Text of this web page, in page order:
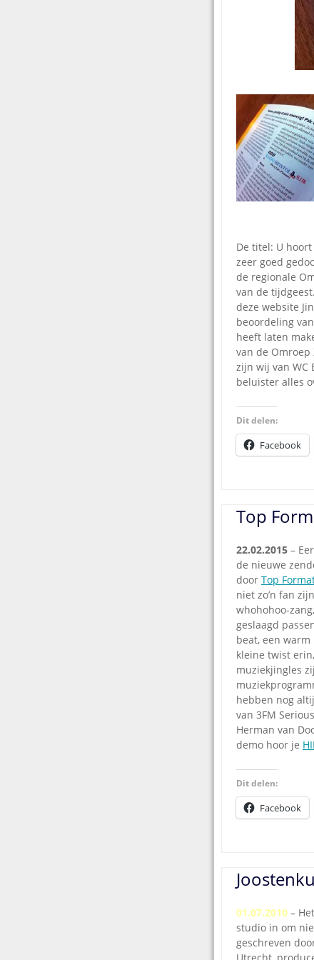
De titel: U
zeer goed
de regionale
van de
deze website
beoordeling
heeft laten
van de
zijn wij van WC
beluister alles
Dit delen:
Facebook
Top
22.02.2015 –
de nieuwe
door Top
niet zo’n fan
whohohoo-
geslaagd
beat, een
kleine twist
muziekjingles
hebben nog
van 3FM
Herman van
demo hoor je
Dit delen:
Facebook
01.07.2010 –
studio in om
geschreven